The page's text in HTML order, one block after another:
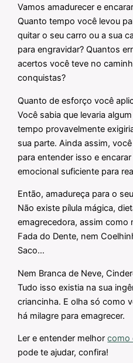
Vamos amadurecer e
Quanto tempo você levou
quitar o seu carro ou a sua
para engravidar? Quantos
acertos você teve no
conquistas?
Quanto de esforço você
Você sabia que levaria
tempo provavelmente
sua parte. Ainda assim,
para entender isso e
emocional suficiente para
Então, amadureça para o
Não existe pílula mágica,
emagrecedora, assim como
Fada do Dente, nem
Saco…
Nem Branca de Neve,
Tudo isso existia na sua
criancinha. E olha só como
há milagre para emagrecer.
Ler e entender melhorcomo
pode te ajudar, confira!